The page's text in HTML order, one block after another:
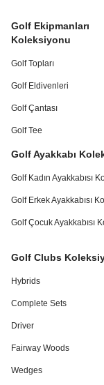
Golf Ekipmanları
Koleksiyonu
Golf Topları
Golf Eldivenleri
Golf Çantası
Golf Tee
Golf Ayakkabı
Golf Kadın Ayakkabısı
Golf Erkek Ayakkabısı
Golf Çocuk Ayakkabısı
Golf Clubs
Hybrids
Complete Sets
Driver
Fairway Woods
Wedges